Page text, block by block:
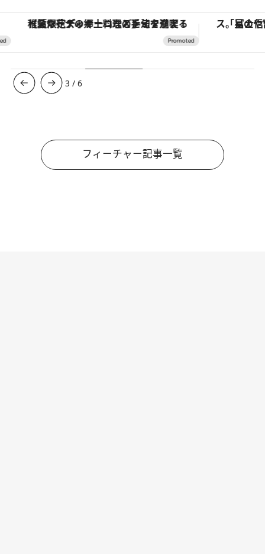
【夏限定ディナーコース】旬を迎える稚鮎や花ズッキーニなどをイタリア・トスカーナの郷土料理の手法で満喫！
3 /6
フィーチャー記事一覧